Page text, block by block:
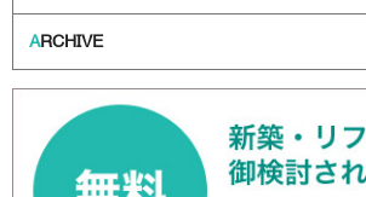
ARCHIVE